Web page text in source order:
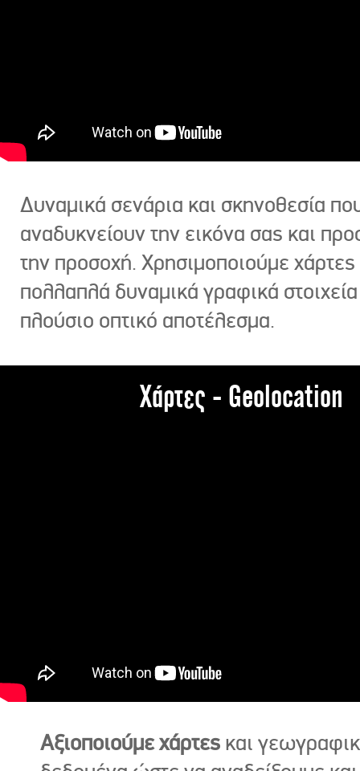
Δυναμικά σενάρια και σκηνοθεσία
αναδυκνείουν την εικόνα σας και
την προσοχή. Χρησιμοποιούμε χάρτες
πολλαπλά δυναμικά γραφικά στοιχεία
πλούσιο οπτικό αποτέλεσμα.
Χάρτες - Geolocation
Αξιοποιούμε χάρτες και